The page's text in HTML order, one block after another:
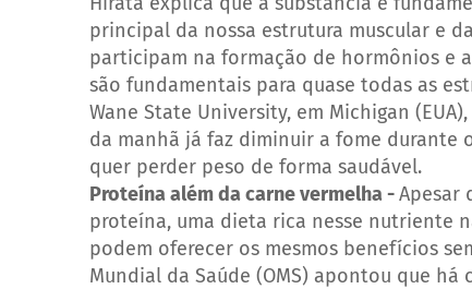
principal da nossa estrutura muscular e
participam na formação de hormônios e
são fundamentais para quase todas as
Wane State University, em Michigan
da manhã já faz diminuir a fome
quer perder peso de forma saudável.
Proteína além da carne vermelha -Apesar
proteína, uma dieta rica nesse nutriente
podem oferecer os mesmos benefícios
Mundial da Saúde (OMS) apontou que